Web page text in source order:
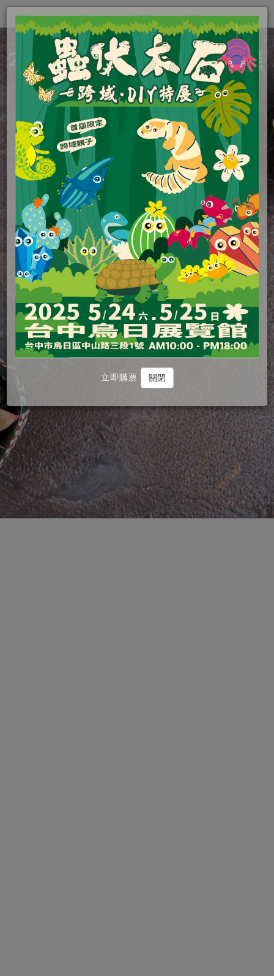
立即購票 關閉
Toggle
2025 蟲伏木石．跨域DIY特展